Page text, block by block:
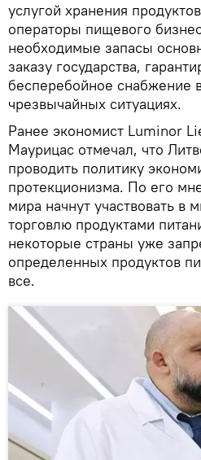
услугой хранения
операторы пищевого
необходимые запасы
заказу государства,
бесперебойное снабжение
чрезвычайных ситуациях.
Ранее экономист Luminor
Маурицас отмечал, что
проводить политику
протекционизма. По его
мира начнут участвовать в
торговлю продуктами
некоторые страны уже
определенных продуктов
все.